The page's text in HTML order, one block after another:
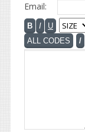
Email: